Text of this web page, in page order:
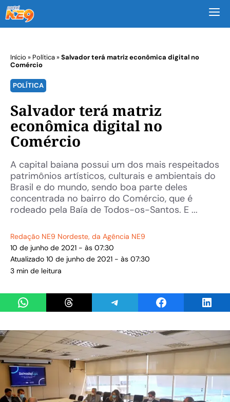
Início » Política»Salvador terá matriz econômica digital no
Comércio
POLÍTICA
Salvador terá matriz
econômica digital no
Comércio
A capital baiana possui um dos mais respeitados
patrimônios artísticos, culturais e ambientais do
Brasil e do mundo, sendo boa parte deles
concentrada no bairro do Comércio, que é
rodeado pela Baía de Todos-os-Santos. E ...
Redação NE9 Nordeste, da Agência NE9
10 de junho de 2021 - às 07:30
Atualizado 10 de junho de 2021 - às 07:30
3 min de leitura
Share on WhatsAppShare on ThreadsShare on TelegramShare on Facebook